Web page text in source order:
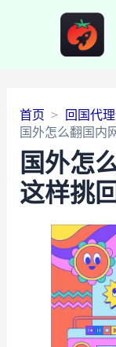
首页
回国代
国外怎么翻国内
国外怎
这样挑